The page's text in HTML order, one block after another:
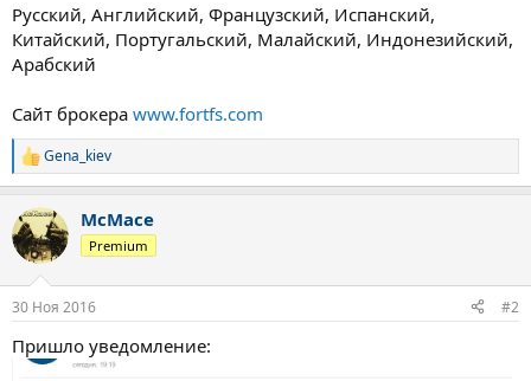
Русский, Английский, Французский, Испанский,
Китайский, Португальский, Малайский, Индонезийский,
Арабский
Сайт брокера www.fortfs.com
Р
е
к
ц
и
Gena_kiev
McMace
Premium
30 Ноя 2016 #2
Пришло уведомление: